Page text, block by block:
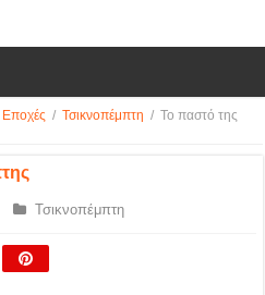
Εποχές / Τσικνοπέμπτη / Το παστό της
Τσικνοπέμπτη